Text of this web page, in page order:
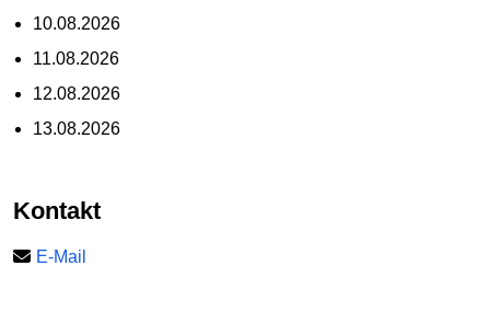
10.08.2026
11.08.2026
12.08.2026
13.08.2026
Kontakt
E-Mail